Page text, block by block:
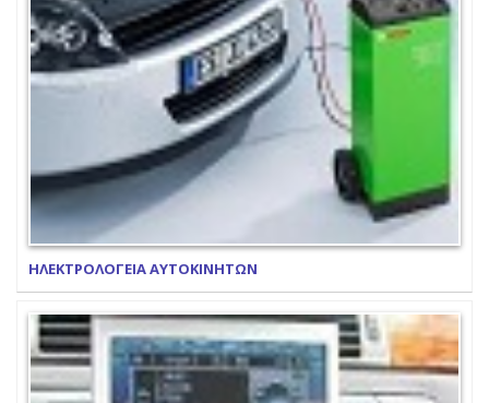
ΗΛΕΚΤΡΟΛΟΓΕΙΑ ΑΥΤΟΚΙΝΗΤΩΝ